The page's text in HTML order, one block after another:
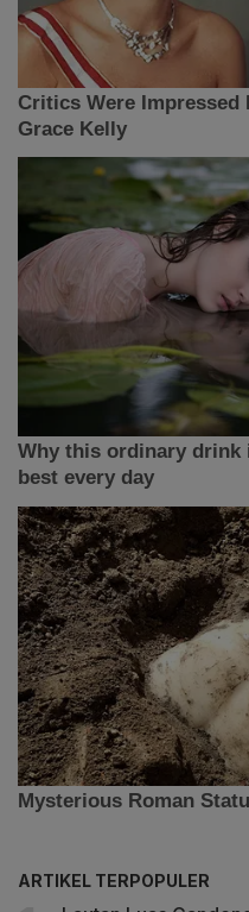
ARTIKEL TERPOPULER